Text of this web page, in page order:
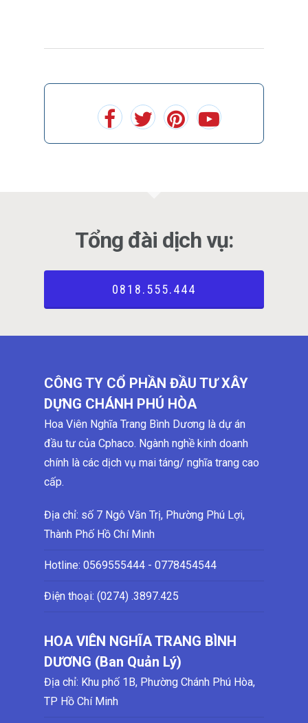
Tổng đài dịch vụ:
0818.555.444
CÔNG TY CỔ PHẦN ĐẦU TƯ XÂY
DỰNG CHÁNH PHÚ HÒA
Hoa Viên Nghĩa Trang Bình Dương là dự án
đầu tư của Cphaco. Ngành nghề kinh doanh
chính là các dịch vụ mai táng/ nghĩa trang cao
cấp.
Địa chỉ: số 7 Ngô Văn Trị, Phường Phú Lợi,
Thành Phố Hồ Chí Minh
Hotline: 0569555444 - 0778454544
Điện thoại: (0274) .3897.425
HOA VIÊN NGHĨA TRANG BÌNH
DƯƠNG (Ban Quản Lý)
Địa chỉ: Khu phố 1B, Phường Chánh Phú Hòa,
TP Hồ Chí Minh